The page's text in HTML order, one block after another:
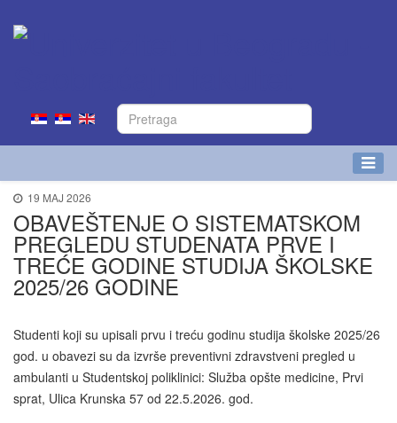
19 MAJ 2026
OBAVEŠTENJE O SISTEMATSKOM
PREGLEDU STUDENATA PRVE I
TREĆE GODINE STUDIJA ŠKOLSKE
2025/26 GODINE
Studenti koji su upisali prvu i treću godinu studija školske 2025/26
god. u obavezi su da izvrše preventivni zdravstveni pregled u
ambulanti u Studentskoj poliklinici: Služba opšte medicine, Prvi
sprat, Ulica Krunska 57 od 22.5.2026. god.